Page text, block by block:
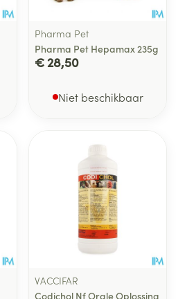
Pharma Pet
Pharma Pet Hepamax 235g
€ 28,50
Niet beschikbaar
VACCIFAR
Codichol Nf Orale Oplossing